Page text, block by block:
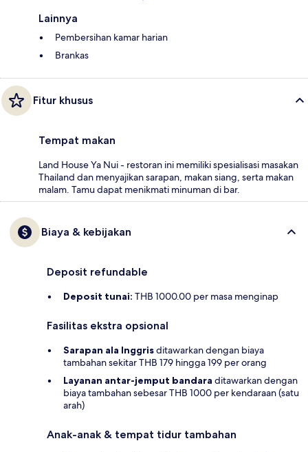
Lainnya
Pembersihan kamar harian
Brankas
Fitur khusus
Tempat makan
Land House Ya Nui - restoran ini memiliki spesialisasi masakan
Thailand dan menyajikan sarapan, makan siang, serta makan
malam. Tamu dapat menikmati minuman di bar.
Biaya & kebijakan
Deposit refundable
Deposit tunai: THB 1000.00 per masa menginap
Fasilitas ekstra opsional
Sarapan ala Inggrisditawarkan dengan biaya
tambahan sekitar THB 179 hingga 199 per orang
Layanan antar-jemput bandara ditawarkan dengan
biaya tambahan sebesar THB 1000 per kendaraan (satu
arah)
Anak-anak & tempat tidur tambahan